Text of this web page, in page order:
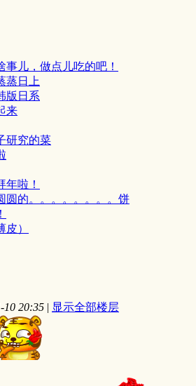
事儿，做点儿吃的吧！
蒸日上
版日系
来
研究的菜
年啦！
圆的。。。。。。。。饼
）
10 20:35 | 显示全部楼层